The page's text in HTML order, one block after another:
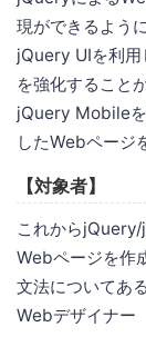
現ができるよう
jQuery UIを利用
を強化すること
jQuery Mobileを
したWebページ
【対象者】
これから
Webページを作
文法についてあ
Webデザイナー